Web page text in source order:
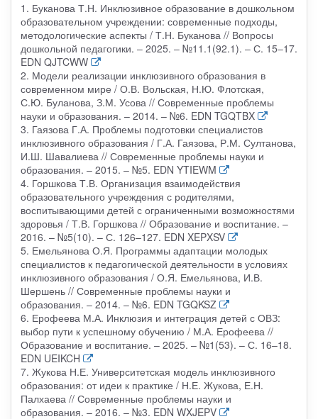
1. Буканова Т.Н. Инклюзивное образование в дошкольном
образовательном учреждении: современные подходы,
методологические аспекты / Т.Н. Буканова // Вопросы
дошкольной педагогики. – 2025. – №11.1(92.1). – С. 15–17.
EDN QJTCWW
2. Модели реализации инклюзивного образования в
современном мире / О.В. Вольская, Н.Ю. Флотская,
С.Ю. Буланова, З.М. Усова // Современные проблемы
науки и образования. – 2014. – №6. EDN TGQTBX
3. Гаязова Г.А. Проблемы подготовки специалистов
инклюзивного образования / Г.А. Гаязова, Р.М. Султанова,
И.Ш. Шавалиева // Современные проблемы науки и
образования. – 2015. – №5. EDN YTIEWM
4. Горшкова Т.В. Организация взаимодействия
образовательного учреждения с родителями,
воспитывающими детей с ограниченными возможностями
здоровья / Т.В. Горшкова // Образование и воспитание. –
2016. – №5(10). – С. 126–127. EDN XEPXSV
5. Емельянова О.Я. Программы адаптации молодых
специалистов к педагогической деятельности в условиях
инклюзивного образования / О.Я. Емельянова, И.В.
Шершень // Современные проблемы науки и
образования. – 2014. – №6. EDN TGQKSZ
6. Ерофеева М.А. Инклюзия и интеграция детей с ОВЗ:
выбор пути к успешному обучению / М.А. Ерофеева //
Образование и воспитание. – 2025. – №1(53). – С. 16–18.
EDN UEIKCH
7. Жукова Н.Е. Университетская модель инклюзивного
образования: от идеи к практике / Н.Е. Жукова, Е.Н.
Палхаева // Современные проблемы науки и
образования. – 2016. – №3. EDN WXJEPV